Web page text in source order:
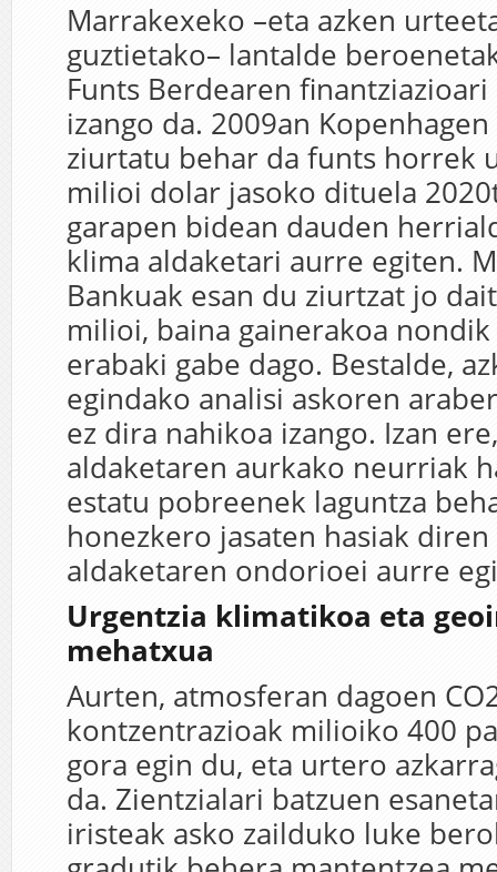
Marrakexeko –eta azken
guztietako– lantalde
Funts Berdearen
izango da. 2009an
ziurtatu behar da funts horrek
milioi dolar jasoko dituela
garapen bidean dauden
klima aldaketari aurre egiten.
Bankuak esan du ziurtzat jo
milioi, baina gainerakoa
erabaki gabe dago. Bestalde,
egindako analisi askoren
ez dira nahikoa izango. Izan
aldaketaren aurkako neurriak
estatu pobreenek laguntza
honezkero jasaten hasiak
aldaketaren ondorioei aurre
Urgentzia klimatikoa eta
mehatxua
Aurten, atmosferan dagoen
kontzentrazioak milioiko 400
gora egin du, eta urtero
da. Zientzialari batzuen
iristeak asko zailduko luke